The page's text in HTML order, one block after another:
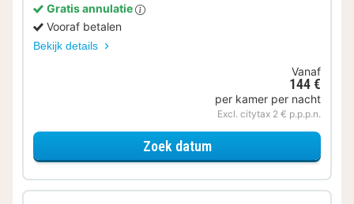
Gratis annulatie
Vooraf betalen
Bekijk details
Vanaf
144 €
per kamer per nacht
Excl. citytax 2 € p.p.p.n.
Zoek datumvoor Ontbijt Special